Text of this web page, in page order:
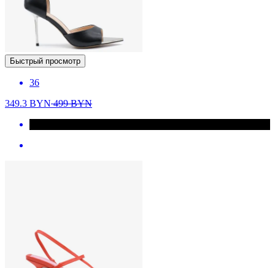
Быстрый просмотр
36
349.3 BYN499BYN